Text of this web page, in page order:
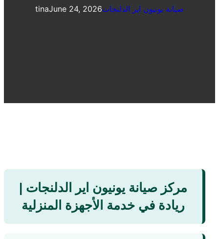
tinaJune 24, 2026صيانة يونيون اير الدلنجات
مركز صيانة يونيون اير الدلنجات |
ريادة في خدمة الأجهزة المنزلية